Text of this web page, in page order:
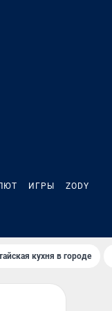
ИГРЫ ZODY
кухня в городе